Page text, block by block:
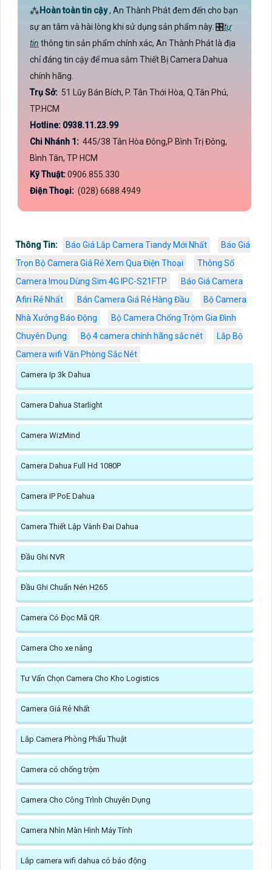
⁂Hoàn toàn tin cậy, An Thành Phát đem đến cho bạn
sự an tâm và hài lòng khi sử dụng sản phẩm này. 🎛tự
tin thông tin sản phẩm chính xác, An Thành Phát là địa
chỉ đáng tin cậy để mua sắm Thiết Bị Camera Dahua
chính hãng.
Trụ Sở: 51 Lũy Bán Bích, P. Tân Thới Hòa, Q.Tân Phú,
TP.HCM
Hotline: 0938.11.23.99
Chi Nhánh 1: 445/38 Tân Hòa Đông,P Bình Trị Đông,
Bình Tân, TP HCM
Kỹ Thuật:0906.855.330
Điện Thoại: (028) 6688.4949
Thông Tin: Báo Giá Lắp Camera Tiandy Mới Nhất
Báo Giá
Trọn Bộ Camera Giá Rẻ Xem Qua Điện Thoại
Thông Số
Camera Imou Dùng Sim 4G IPC-S21FTP
Báo Giá Camera
Afiri Rẻ Nhất
Bán Camera Giá Rẻ Hàng Đầu
Bộ Camera
Nhà Xưởng Báo Động
Bộ Camera Chống Trộm Gia Đình
Chuyên Dụng
Bộ 4 camera chính hãng sắc nét
Lắp Bộ
Camera wifi Văn Phòng Sắc Nét
Camera Ip 3k Dahua
Camera Dahua Starlight
Camera WizMind
Camera Dahua Full Hd 1080P
Camera IP PoE Dahua
Camera Thiết Lập Vành Đai Dahua
Đầu Ghi NVR
Đầu Ghi Chuẩn Nén H265
Camera Có Đọc Mã QR
Camera Cho xe nâng
Tư Vấn Chọn Camera Cho Kho Logistics
Camera Giá Rẻ Nhất
Lắp Camera Phòng Phẩu Thuật
Camera có chống trộm
Camera Cho Công Trình Chuyên Dụng
Camera Nhìn Màn Hình Máy Tính
Lắp camera wifi dahua có báo động